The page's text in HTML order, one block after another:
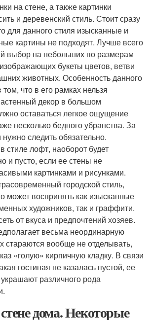
на стене, а также картинки
и деревенский стиль. Стоит сразу
для данного стиля изысканные и
картины не подходят. Лучше всего
выбор на небольших по размерам
букеты цветов, ветви
животных. Особенность данного
том, что в его рамках нельзя
декор в большом
оставаться легкое ощущение
несколько бедного убранства. За
следить обязательно.
стиле лофт, наоборот будет
и пусто, если ее стены не
картинками и рисунками.
городской стиль,
может воспринять как изысканные
художников, так и граффити.
от вкуса и предпочтений хозяев.
весьма неординарную
стараются вообще не отделывать,
«голую» кирпичную кладку. В связи
гостиная не казалась пустой, ее
различного рода
дома. Некоторые